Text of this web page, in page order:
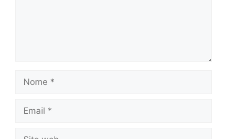
Nome
Email
Sito